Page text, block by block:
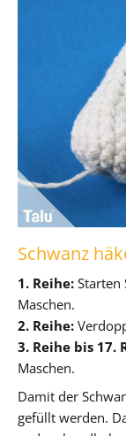
Schwanz
1. Reihe: Starten
Maschen.
2. Reihe:
3. Reihe bis 17.
Maschen.
Damit der
gefüllt werden.